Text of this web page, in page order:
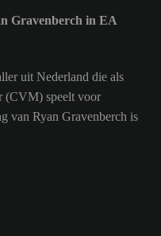
Gravenberch in EA
uit Nederland die als
(CVM) speelt voor
van Ryan Gravenberch is